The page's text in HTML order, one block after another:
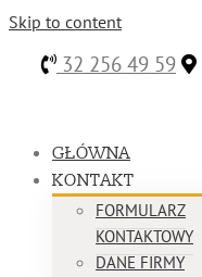
Skip to content
32 256 49 59
GŁÓWNA
KONTAKT
FORMULARZ
KONTAKTOWY
DANE FIRMY